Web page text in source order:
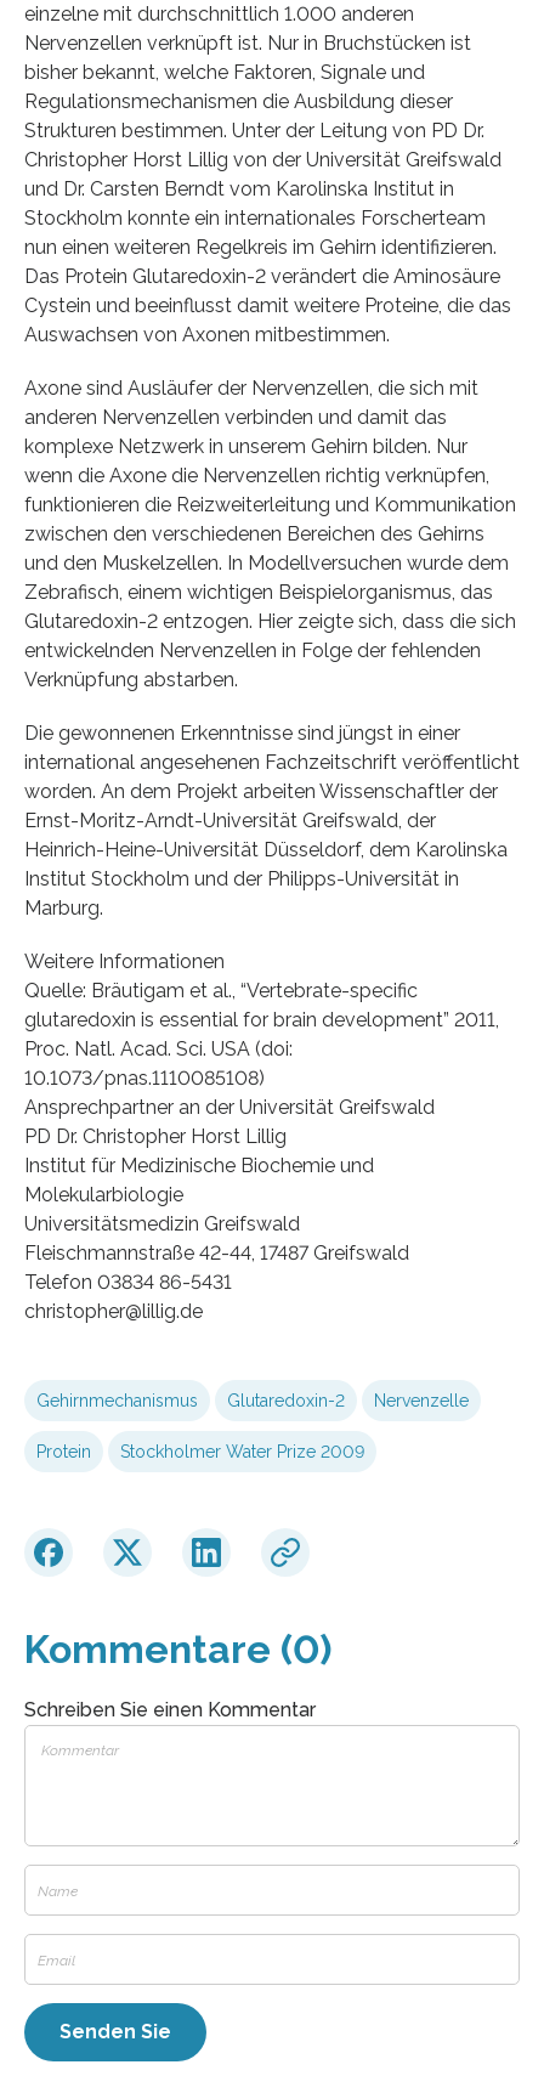
einzelne mit durchschnittlich 1.000 anderen
Nervenzellen verknüpft ist. Nur in Bruchstücken ist
bisher bekannt, welche Faktoren, Signale und
Regulationsmechanismen die Ausbildung dieser
Strukturen bestimmen. Unter der Leitung von PD Dr.
Christopher Horst Lillig von der Universität Greifswald
und Dr. Carsten Berndt vom Karolinska Institut in
Stockholm konnte ein internationales Forscherteam
nun einen weiteren Regelkreis im Gehirn identifizieren.
Das Protein Glutaredoxin-2 verändert die Aminosäure
Cystein und beeinflusst damit weitere Proteine, die das
Auswachsen von Axonen mitbestimmen.
Axone sind Ausläufer der Nervenzellen, die sich mit
anderen Nervenzellen verbinden und damit das
komplexe Netzwerk in unserem Gehirn bilden. Nur
wenn die Axone die Nervenzellen richtig verknüpfen,
funktionieren die Reizweiterleitung und Kommunikation
zwischen den verschiedenen Bereichen des Gehirns
und den Muskelzellen. In Modellversuchen wurde dem
Zebrafisch, einem wichtigen Beispielorganismus, das
Glutaredoxin-2 entzogen. Hier zeigte sich, dass die sich
entwickelnden Nervenzellen in Folge der fehlenden
Verknüpfung abstarben.
Die gewonnenen Erkenntnisse sind jüngst in einer
international angesehenen Fachzeitschrift veröffentlicht
worden. An dem Projekt arbeiten Wissenschaftler der
Ernst-Moritz-Arndt-Universität Greifswald, der
Heinrich-Heine-Universität Düsseldorf, dem Karolinska
Institut Stockholm und der Philipps-Universität in
Marburg.
Weitere Informationen
Quelle: Bräutigam et al., “Vertebrate-specific
glutaredoxin is essential for brain development” 2011,
Proc. Natl. Acad. Sci. USA (doi:
10.1073/pnas.1110085108)
Ansprechpartner an der Universität Greifswald
PD Dr. Christopher Horst Lillig
Institut für Medizinische Biochemie und
Molekularbiologie
Universitätsmedizin Greifswald
Fleischmannstraße 42-44, 17487 Greifswald
Telefon 03834 86-5431
christopher@lillig.de
Gehirnmechanismus Glutaredoxin-2 Nervenzelle
Protein Stockholmer Water Prize 2009
Kommentare (0)
Schreiben Sie einen Kommentar